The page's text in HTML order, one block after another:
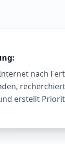
nach
erstellt